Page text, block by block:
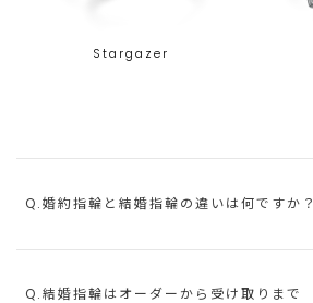
Stargazer
Q.婚約指輪と結婚指輪の違いは何ですか？
Q.結婚指輪はオーダーから受け取りまで